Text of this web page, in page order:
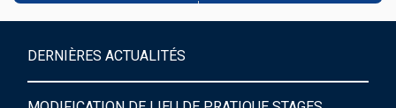
DERNIÈRES ACTUALITÉS